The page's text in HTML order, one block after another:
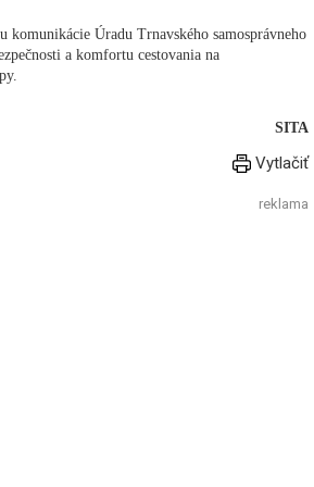
komunikácie Úradu Trnavského samosprávneho
a komfortu cestovania na
SITA
Vytlačiť
reklama